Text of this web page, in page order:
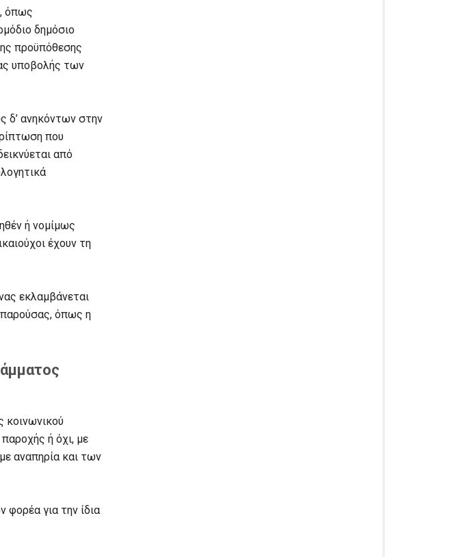
όπως
δημόσιο
προϋπόθεσης
υποβολής των
δ’ ανηκόντων στην
που
από
ή νομίμως
έχουν τη
εκλαμβάνεται
όπως η
κοινωνικού
ή όχι, με
αναπηρία και των
για την ίδια